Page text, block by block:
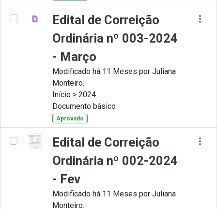
Edital de Correição
Ordinária nº 003-2024
- Março
Modificado há 11 Meses por Juliana
Monteiro.
Início > 2024
Documento básico
Aprovado
Edital de Correição
Ordinária nº 002-2024
- Fev
Modificado há 11 Meses por Juliana
Monteiro.